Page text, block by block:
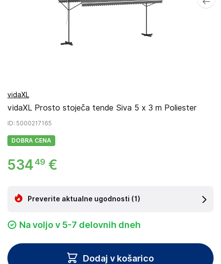
vidaXL
vidaXL Prosto stoječa tende Siva 5 x 3 m Poliester
ID: 5000217165
DOBRA CENA
534 49 €
Preverite aktualne ugodnosti (1)
Na voljo v 5-7 delovnih dneh
Dodaj v košarico